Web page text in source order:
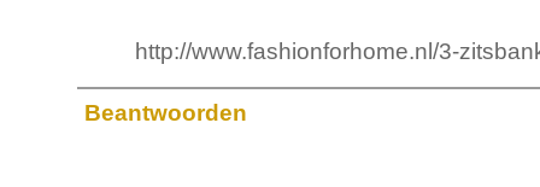
http://www.fashionforhome.nl/3-
Beantwoorden